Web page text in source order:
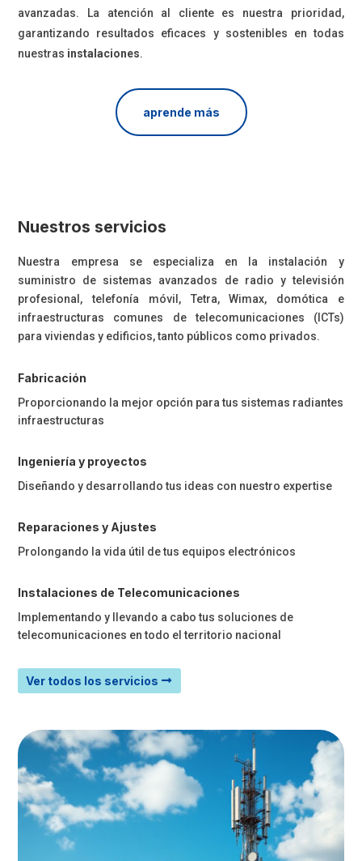
avanzadas. La atención al cliente es nuestra prioridad,
garantizando resultados eficaces y sostenibles en todas
nuestras instalaciones.
aprende más
Nuestros servicios
Nuestra empresa se especializa en la instalación y
suministro de sistemas avanzados de radio y televisión
profesional, telefonía móvil, Tetra, Wimax, domótica e
infraestructuras comunes de telecomunicaciones (ICTs)
para viviendas y edificios, tanto públicos como privados.
Fabricación
Proporcionando la mejor opción para tus sistemas radiantes
infraestructuras
Ingeniería y proyectos
Diseñando y desarrollando tus ideas con nuestro expertise
Reparaciones y Ajustes
Prolongando la vida útil de tus equipos electrónicos
Instalaciones de Telecomunicaciones
Implementando y llevando a cabo tus soluciones de
telecomunicaciones en todo el territorio nacional
Ver todos los servicios